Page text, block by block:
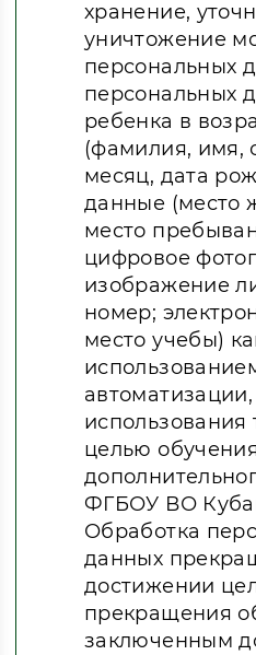
хранение,
уничтожение
персональных
персональных
ребенка в
(фамилия, имя,
месяц, дата
данные (место
место
цифровое
изображение
номер;
место учебы)
использования
целью
ФГБОУ ВО
Обработка
данных
достижении
прекращения
заключенным